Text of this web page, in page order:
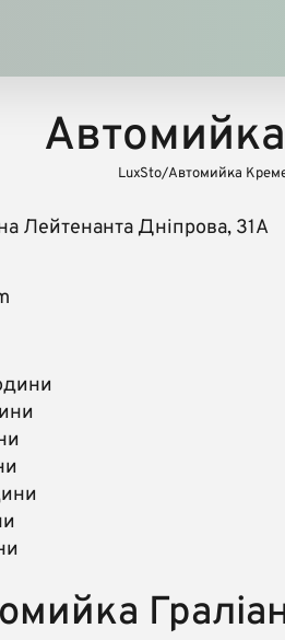
LuxSto/Автомийка
Лейтенанта Дніпрова, 31А